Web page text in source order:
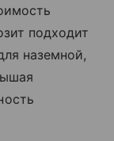
подходит
наземной,